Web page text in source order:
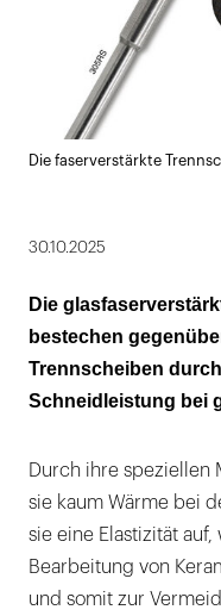
Die faserverstärkte
30.10.2025
Die
bestechen
Trennscheiben
Schneidleistung bei
Durch ihre
sie kaum Wärme bei
sie eine Elastizität
Bearbeitung von
und somit zur